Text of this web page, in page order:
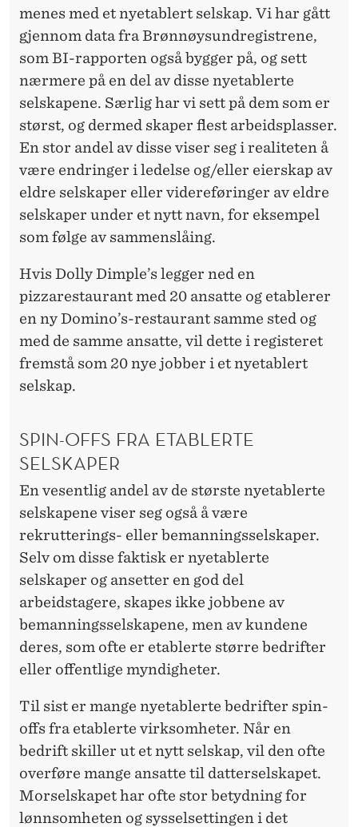
menes med et nyetablert selskap. Vi har gått
gjennom data fra Brønnøysundregistrene,
som BI-rapporten også bygger på, og sett
nærmere på en del av disse nyetablerte
selskapene. Særlig har vi sett på dem som er
størst, og dermed skaper flest arbeidsplasser.
En stor andel av disse viser seg i realiteten å
være endringer i ledelse og/eller eierskap av
eldre selskaper eller videreføringer av eldre
selskaper under et nytt navn, for eksempel
som følge av sammenslåing.
Hvis Dolly Dimple’s legger ned en
pizzarestaurant med 20 ansatte og etablerer
en ny Domino’s-restaurant samme sted og
med de samme ansatte, vil dette i registeret
fremstå som 20 nye jobber i et nyetablert
selskap.
SPIN-OFFS FRA ETABLERTE
SELSKAPER
En vesentlig andel av de største nyetablerte
selskapene viser seg også å være
rekrutterings- eller bemanningsselskaper.
Selv om disse faktisk er nyetablerte
selskaper og ansetter en god del
arbeidstagere, skapes ikke jobbene av
bemanningsselskapene, men av kundene
deres, som ofte er etablerte større bedrifter
eller offentlige myndigheter.
Til sist er mange nyetablerte bedrifter spin-
offs fra etablerte virksomheter. Når en
bedrift skiller ut et nytt selskap, vil den ofte
overføre mange ansatte til datterselskapet.
Morselskapet har ofte stor betydning for
lønnsomheten og sysselsettingen i det